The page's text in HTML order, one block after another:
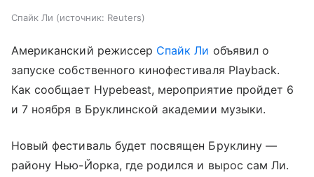
Спайк Ли источник: Reuters
Американский режиссер Спайк Ли объявил о
запуске собственного кинофестиваля Playback.
Как сообщает Hypebeast, мероприятие пройдет 6
и 7 ноября в Бруклинской академии музыки.
Новый фестиваль будет посвящен Бруклину —
району Нью-Йорка, где родился и вырос сам Ли.